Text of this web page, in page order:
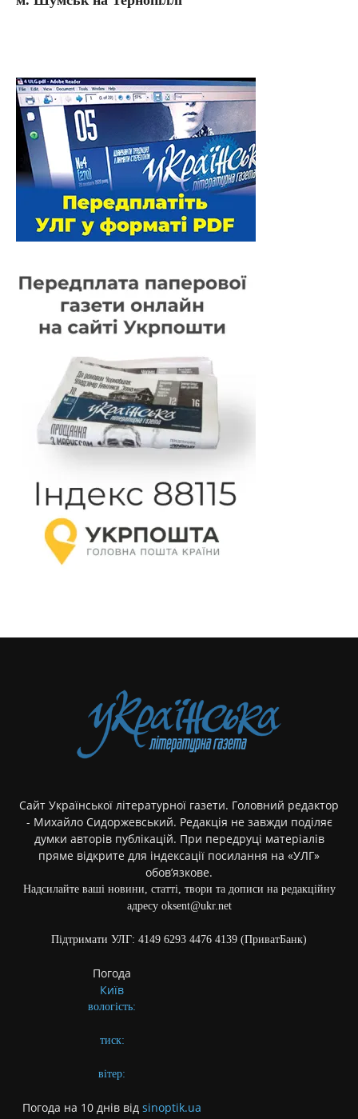
Сайт Української літературної газети. Головний редактор
- Михайло Сидоржевський. Редакція не завжди поділяє
думки авторів публікацій. При передруці матеріалів
пряме відкрите для індексації посилання на «УЛГ»
обов’язкове.
Надсилайте ваші новини, статті, твори та дописи на редакційну
адресу oksent@ukr.net
Підтримати УЛГ: 4149 6293 4476 4139 (ПриватБанк)
Погода
Київ
вологість:
тиск:
вітер:
Погода на 10 днів від sinoptik.ua